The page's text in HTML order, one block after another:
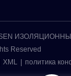
Reserved
XML политика